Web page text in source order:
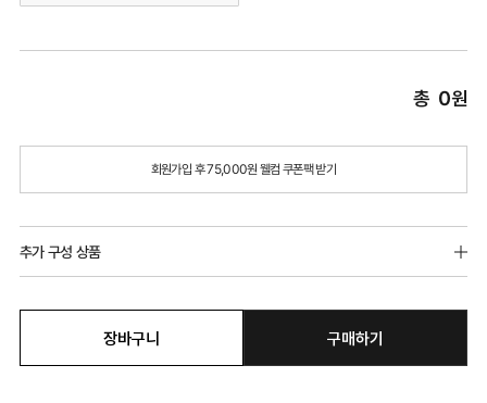
총 0원
회원가입 후 75,000원 웰컴 쿠폰팩 받기
추가 구성 상품
장바구니 구매하기